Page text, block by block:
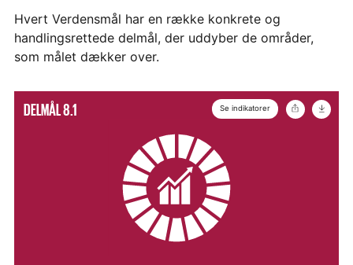
Hvert Verdensmål har en række konkrete og
handlingsrettede delmål, der uddyber de områder,
som målet dækker over.
DELMÅL 8.1 Se indikatorer Del
Hent
ikon
Vis
mere